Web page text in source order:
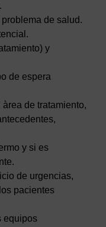
de salud.
y
de espera
de tratamiento,
y si es
de urgencias,
pacientes
equipos